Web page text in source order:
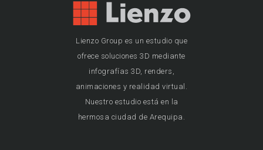
Lienzo Group es un estudio que
ofrece soluciones 3D mediante
infografías 3D, renders,
animaciones y realidad virtual.
Nuestro estudio está en la
hermosa ciudad de Arequipa.